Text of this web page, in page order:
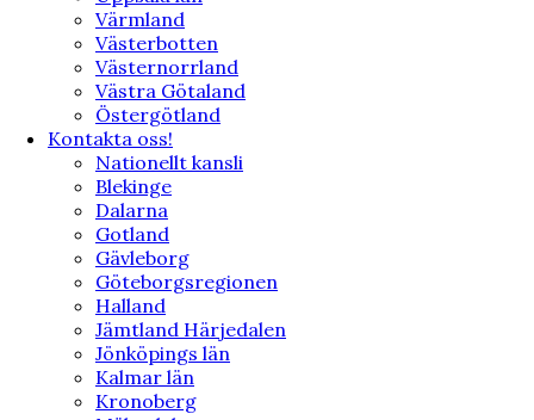
Värmland
Västerbotten
Västernorrland
Västra Götaland
Östergötland
Kontakta oss!
Nationellt kansli
Blekinge
Dalarna
Gotland
Gävleborg
Göteborgsregionen
Halland
Jämtland Härjedalen
Jönköpings län
Kalmar län
Kronoberg